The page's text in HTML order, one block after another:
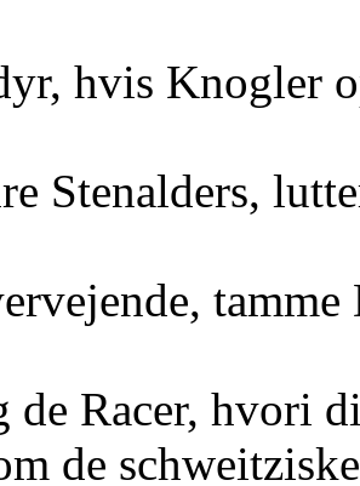
hvis Knogler
Stenalders,
de Racer, hvori
de